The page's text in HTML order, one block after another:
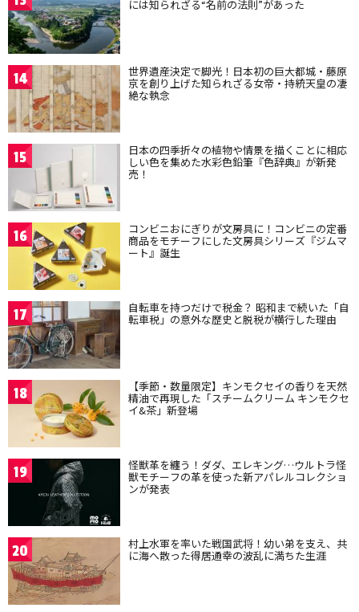
には知られざる“名前の法則”があった
14 世界遺産決定で脚光！日本初の巨大都城・藤原
京を創り上げた知られざる女帝・持統天皇の凄
絶な執念
15 日本の四季折々の植物や情景を描くことに相応
しい色を集めた水彩色鉛筆『色辞典』が新発
売！
16 コンビニおにぎりが文房具に！コンビニの定番
商品をモチーフにした文房具シリーズ『ジムマ
ート』誕生
17 自転車を持つだけで税金？ 昭和まで続いた「自
転車税」の意外な歴史と脱税が横行した理由
18 【季節・数量限定】キンモクセイの香りを天然
精油で再現した「スチームクリーム キンモクセ
イ&茶」新登場
19 怪獣革を纏う！ダダ、エレキング…ウルトラ怪
獣モチーフの革を使った新アパレルコレクショ
ンが発表
20 村上水軍を率いた戦国武将！幼い弟を支え、共
に海へ散った得居通幸の波乱に満ちた生涯